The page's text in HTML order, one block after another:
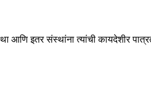
इतर संस्थांना त्यांची कायदेशीर